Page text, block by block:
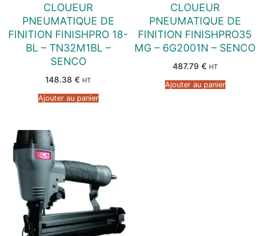
CLOUEUR
PNEUMATIQUE DE
FINITION FINISHPRO 18-
BL – TN32M1BL –
SENCO
148.38 € HT
Ajouter au panier
CLOUEUR
PNEUMATIQUE DE
FINITION FINISHPRO35
MG – 6G2001N – SENCO
487.79 € HT
Ajouter au panier